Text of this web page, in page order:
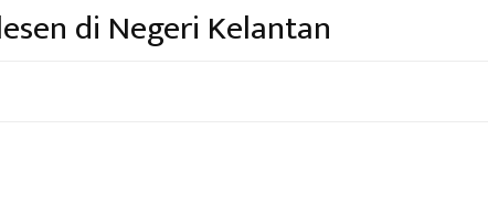
di Negeri Kelantan